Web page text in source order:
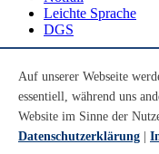
Leichte Sprache
DGS
Youtube
Instagram
LinkedIn
Auf unserer Webseite
essentiell, während uns
Website im Sinne der
Datenschutzerklärung